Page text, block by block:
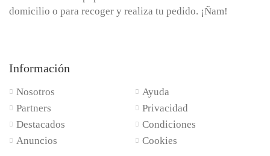
domicilio o para recoger y realiza tu pedido. ¡Ñam!
Información
Nosotros
Partners
Destacados
Anuncios
Ayuda
Privacidad
Condiciones
Cookies